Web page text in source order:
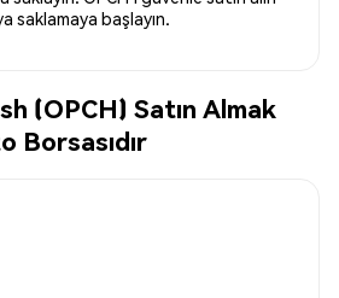
saklamaya başlayın.
(OPCH) Satın Almak
Borsasıdır